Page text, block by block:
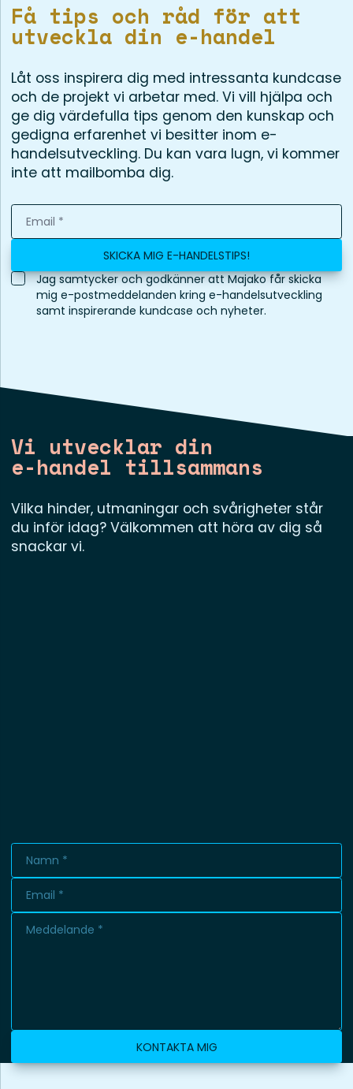
Få tips och råd för att
utveckla din e-handel
Låt oss inspirera dig med intressanta kundcase
och de projekt vi arbetar med. Vi vill hjälpa och
ge dig värdefulla tips genom den kunskap och
gedigna erfarenhet vi besitter inom e-
handelsutveckling. Du kan vara lugn, vi kommer
inte att mailbomba dig.
SKICKA MIG E-HANDELSTIPS!
Jag samtycker och godkänner att Majako får skicka
mig e-postmeddelanden kring e-handelsutveckling
samt inspirerande kundcase och nyheter.
Vi utvecklar din
e-handel tillsammans
Vilka hinder, utmaningar och svårigheter står
du inför idag? Välkommen att höra av dig så
snackar vi.
KONTAKTA MIG